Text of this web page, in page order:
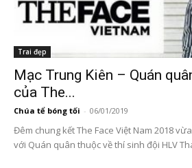
Trai đẹp
Mạc Trung Kiên – Quán
của The...
Chúa tể bóng tối - 06/01/2019
Đêm chung kết The Face Việt Nam 2018
với Quán quân thuộc về thí sinh đội HLV